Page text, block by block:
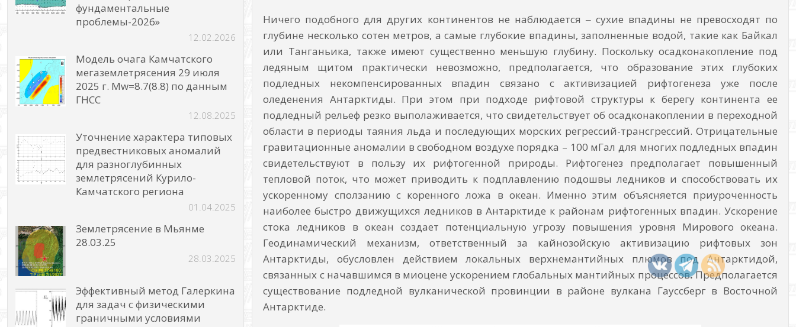
Ничего подобного для других континентов не наблюдается ‒ сухие впадины не превосходят по
глубине несколько сотен метров, а самые глубо­кие впадины, заполненные водой, такие как Байкал
или Танганьика, также имеют существенно меньшую глубину. Поскольку осадконакопление под
ледяным щитом практически невозможно, предполагается, что образование этих глубоких
подледных некомпенсированных впадин связано с активизацией рифтогенеза уже после
оледенения Антарктиды. При этом при подходе рифтовой структуры к берегу континента ее
подледный рельеф резко выполаживается, что свидетельству­ет об осадконакоплении в переходной
области в периоды таяния льда и последующих морских регрессий-трансгрессий. Отрицательные
гравитационные аномалии в свободном воздухе поряд­ка – 100 мГал для многих подледных впадин
свидетельствуют в пользу их рифтогенной приро­ды. Рифтогенез предполагает повышенный
тепловой поток, что может приводить к подплавле­нию подошвы ледников и способствовать их
ускоренному сползанию с коренного ложа в океан. Именно этим объясняется приуроченность
наиболее быстро движущихся ледников в Антарктиде к районам рифтогенных впадин. Ускорение
стока ледников в океан создает потенциальную угро­зу повышения уровня Мирового океана.
Геодинамический механизм, ответственный за кайно­зойскую активизацию рифтовых зон
Антарктиды, обусловлен действием локальных верхнеман­тийных плюмов под Антарктидой,
связанных с начавшимся в миоцене ускорением глобальных мантийных процессов.Предполагается
существование подледной вулканической провинции в районе вулкана Гауссберг в Восточной
Антарктиде.
фундаментальные
проблемы-2026»
12.02.2026
Модель очага Камчатского
мегаземлетрясения 29 июля
2025 г. Mw=8.7(8.8) по данным
ГНСС
12.08.2025
Уточнение характера типовых
предвестниковых аномалий
для разноглубинных
землетрясений Курило-
Камчатского региона
01.04.2025
Землетрясение в Мьянме
28.03.25
28.03.2025
Эффективный метод Галеркина
для задач с физическими
граничными условиями